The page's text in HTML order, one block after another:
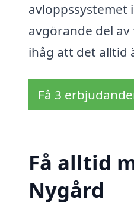
avloppssystemet
avgörande del
ihåg att det alltid
Få 3
Få alltid
Nygård